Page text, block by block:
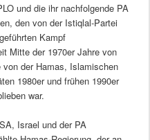
und die ihr nachfolgende PA
den von der Istiqlal-Partei
Kampf
Mitte der 1970er Jahre von
von der Hamas, Islamischen
1980er und frühen 1990er
war.
Israel und der PA